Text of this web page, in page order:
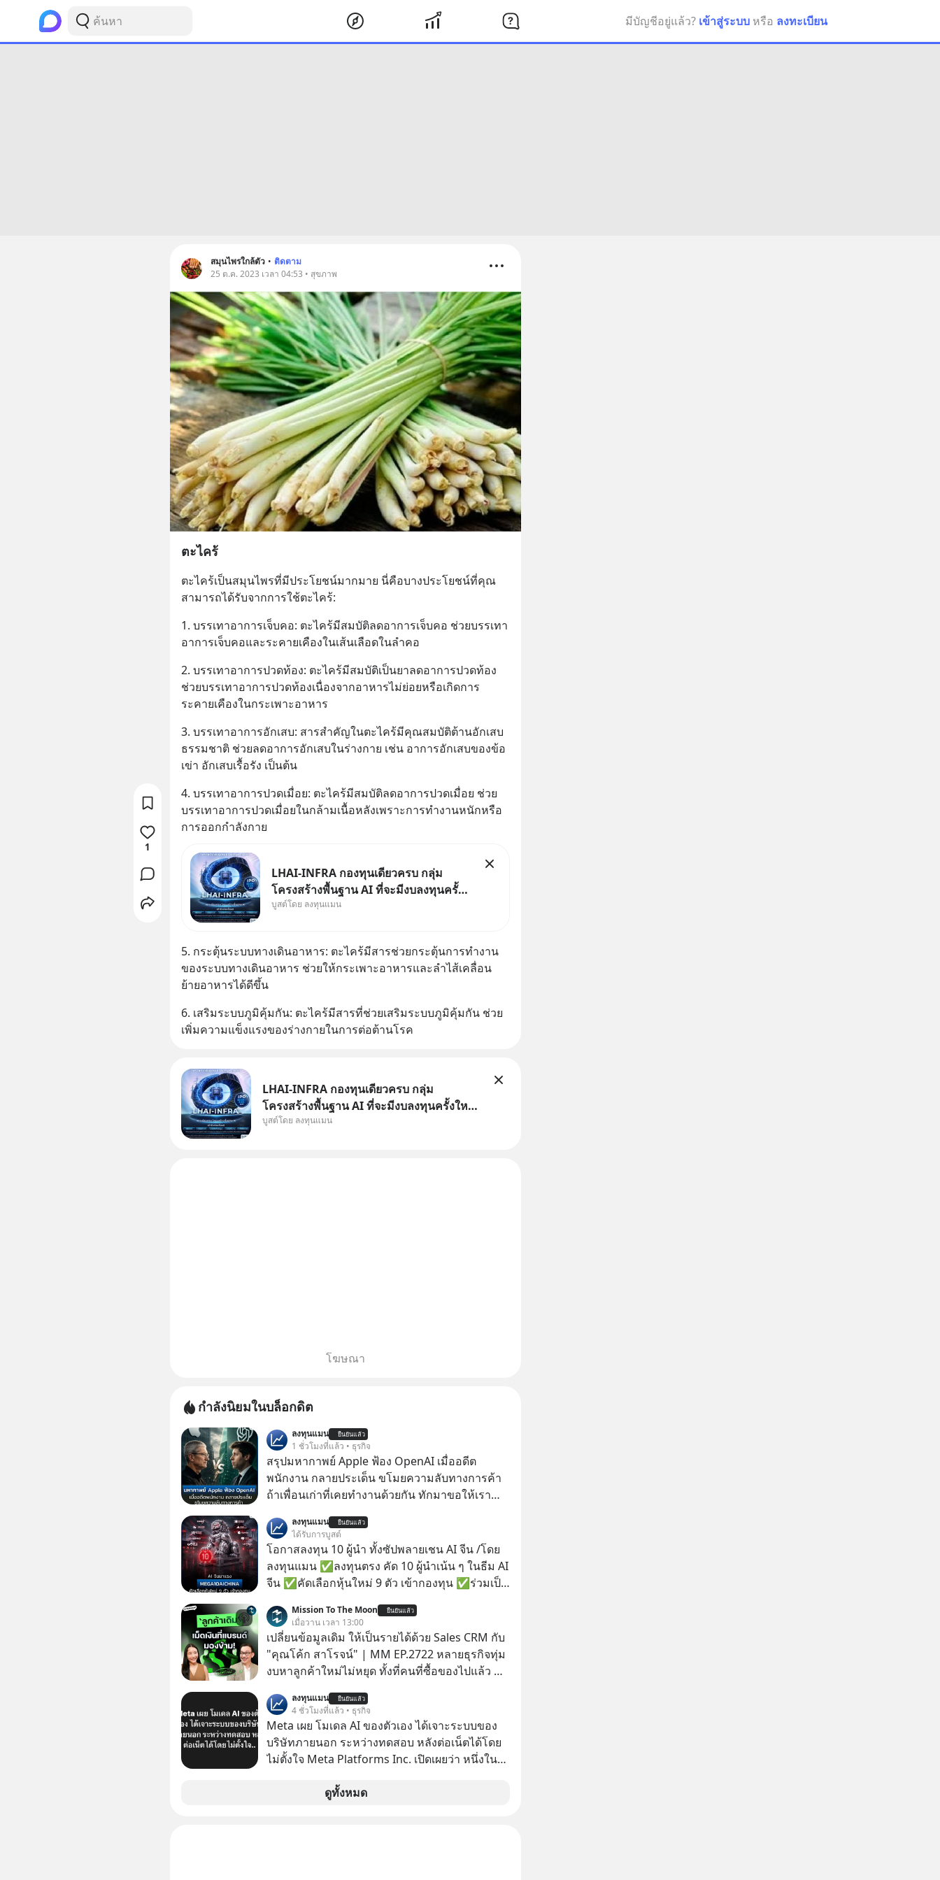
มีบัญชีอยู่แล้ว? เข้าสู่ระบบ หรือ ลงทะเบียน
สมุนไพรใกล้ตัว • ติดตาม
25 ต.ค. 2023 เวลา 04:53 • สุขภาพ
ตะไคร้
ตะไคร้เป็นสมุนไพรที่มีประโยชน์มากมาย นี่คือบางประโยชน์ที่คุณ
สามารถได้รับจากการใช้ตะไคร้:
1. บรรเทาอาการเจ็บคอ: ตะไคร้มีสมบัติลดอาการเจ็บคอ ช่วยบรรเทา
อาการเจ็บคอและระคายเคืองในเส้นเลือดในลำคอ
2. บรรเทาอาการปวดท้อง: ตะไคร้มีสมบัติเป็นยาลดอาการปวดท้อง
ช่วยบรรเทาอาการปวดท้องเนื่องจากอาหารไม่ย่อยหรือเกิดการ
ระคายเคืองในกระเพาะอาหาร
3. บรรเทาอาการอักเสบ: สารสำคัญในตะไคร้มีคุณสมบัติต้านอักเสบ
ธรรมชาติ ช่วยลดอาการอักเสบในร่างกาย เช่น อาการอักเสบของข้อ
เข่า อักเสบเรื้อรัง เป็นต้น
4. บรรเทาอาการปวดเมื่อย: ตะไคร้มีสมบัติลดอาการปวดเมื่อย ช่วย
บรรเทาอาการปวดเมื่อยในกล้ามเนื้อหลังเพราะการทำงานหนักหรือ
การออกกำลังกาย
LHAI-INFRA กองทุนเดียวครบ กลุ่ม
โครงสร้างพื้นฐาน AI ที่จะมีงบลงทุนครั้ง
ใหญ่ในประวัติศาสตร์ ที่เรียกว่า AI
เดินหน้าลงทุน AI
บูสต์โดย ลงทุนแมน
5. กระตุ้นระบบทางเดินอาหาร: ตะไคร้มีสารช่วยกระตุ้นการทำงาน
ของระบบทางเดินอาหาร ช่วยให้กระเพาะอาหารและลำไส้เคลื่อน
ย้ายอาหารได้ดีขึ้น
6. เสริมระบบภูมิคุ้มกัน: ตะไคร้มีสารที่ช่วยเสริมระบบภูมิคุ้มกัน ช่วย
เพิ่มความแข็งแรงของร่างกายในการต่อต้านโรค
1
LHAI-INFRA กองทุนเดียวครบ กลุ่ม
โครงสร้างพื้นฐาน AI ที่จะมีงบลงทุนครั้งใหญ่
ในประวัติศาสตร์ ที่เรียกว่า AI Supercycle
บูสต์โดย ลงทุนแมน
โฆษณา
กำลังนิยมในบล็อกดิต
ลงทุนแมน ยืนยันแล้ว
1 ชั่วโมงที่แล้ว • ธุรกิจ
สรุปมหากาพย์ Apple ฟ้อง OpenAI เมื่ออดีต
พนักงาน กลายประเด็น ขโมยความลับทางการค้า
ถ้าเพื่อนเก่าที่เคยทำงานด้วยกัน ทักมาขอให้เรา
เดียวกันลงทุนแมน ยืนยันแล้ว
ได้รับการบูสต์
โอกาสลงทุน 10 ผู้นำ ทั้งซัปพลายเชน AI จีน /โดย
ลงทุนแมน ✅ลงทุนตรง คัด 10 ผู้นำเน้น ๆ ในธีม AI
จีน ✅คัดเลือกหุ้นใหม่ 9 ตัว เข้ากองทุน ✅ร่วมเป็น
ความจำ โมเดล AI ยันหุ่นยนต์ ✅ได้การรับยกเว้น
ภาษี Capital Gain ตามกฎหมายภาษีของ
ประเทศไทย
Mission To The Moon ยืนยันแล้ว
เมื่อวาน เวลา 13:00
เปลี่ยนข้อมูลเดิม ให้เป็นรายได้ด้วย Sales CRM กับ
"คุณโค้ก สาโรจน์" | MM EP.2722 หลายธุรกิจทุ่ม
งบหาลูกค้าใหม่ไม่หยุด ทั้งที่คนที่ซื้อของไปแล้ว คือ
หายไปโดยไม่รู้ตัว ใน Mission To The Moon EP
นี้ เราจะมาคุยกับคุณโค้ก สาโรจน์ อธิวิทวัส CEO &
Founder, Wisible ผู้มีประสบการณ์ด้านงานขาย
และ CRM มากกว่า 20 ปี ว่าทำไม "ลูกค้าเดิม" ถึง
เปลี่ยนข้อมูลที่กระจัดกระจายให้กลายเป็นรายได้ที่
ต่อเนื่องได้ยังไง ถ้ายอดขายไม่โตแต่งบโฆษณาก็
ลงทุนแมน ยืนยันแล้ว
4 ชั่วโมงที่แล้ว • ธุรกิจ
Meta เผย โมเดล AI ของตัวเอง ได้เจาะระบบของ
บริษัทภายนอก ระหว่างทดสอบ หลังต่อเน็ตได้โดย
ไม่ตั้งใจ Meta Platforms Inc. เปิดเผยว่า หนึ่งใน
และเจาะเข้าระบบของบริการภายนอกรายหนึ่งได้
ดูทั้งหมด